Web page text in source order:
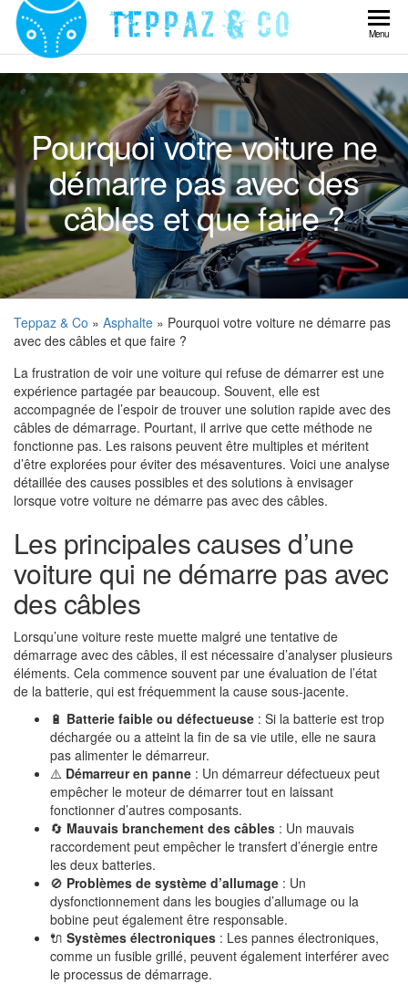
Skip
content
Teppaz
& Co
Menu
Pourquoi votre voiture ne
démarre pas avec des
câbles et que faire ?
Teppaz & Co » Asphalte » Pourquoi votre voiture ne démarre pas
avec des câbles et que faire ?
La frustration de voir une voiture qui refuse de démarrer est une
expérience partagée par beaucoup. Souvent, elle est
accompagnée de l’espoir de trouver une solution rapide avec des
câbles de démarrage. Pourtant, il arrive que cette méthode ne
fonctionne pas. Les raisons peuvent être multiples et méritent
d’être explorées pour éviter des mésaventures. Voici une analyse
détaillée des causes possibles et des solutions à envisager
lorsque votre voiture ne démarre pas avec des câbles.
Les principales causes d’une
voiture qui ne démarre pas avec
des câbles
Lorsqu’une voiture reste muette malgré une tentative de
démarrage avec des câbles, il est nécessaire d’analyser plusieurs
éléments. Cela commence souvent par une évaluation de l’état
de la batterie, qui est fréquemment la cause sous-jacente.
🔋 Batterie faible ou défectueuse : Si la batterie est trop
déchargée ou a atteint la fin de sa vie utile, elle ne saura
pas alimenter le démarreur.
⚠️ Démarreur en panne : Un démarreur défectueux peut
empêcher le moteur de démarrer tout en laissant
fonctionner d’autres composants.
🔄 Mauvais branchement des câbles : Un mauvais
raccordement peut empêcher le transfert d’énergie entre
les deux batteries.
🚫 Problèmes de système d’allumage : Un
dysfonctionnement dans les bougies d’allumage ou la
bobine peut également être responsable.
🔌 Systèmes électroniques : Les pannes électroniques,
comme un fusible grillé, peuvent également interférer avec
le processus de démarrage.